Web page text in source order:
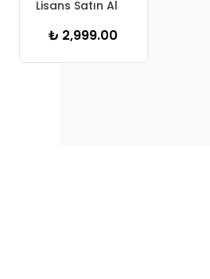
Lisans Satın Al
₺ 2,999.00